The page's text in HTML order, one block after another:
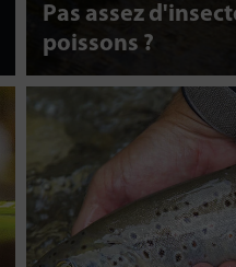
Pas assez
poissons ?